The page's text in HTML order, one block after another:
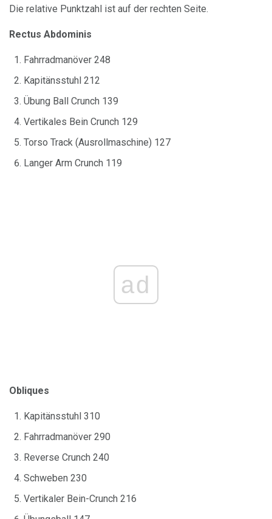
Die relative Punktzahl ist auf der rechten Seite.
Rectus Abdominis
Fahrradmanöver 248
Kapitänsstuhl 212
Übung Ball Crunch 139
Vertikales Bein Crunch 129
Torso Track (Ausrollmaschine) 127
Langer Arm Crunch 119
ad
Obliques
Kapitänsstuhl 310
Fahrradmanöver 290
Reverse Crunch 240
Schweben 230
Vertikaler Bein-Crunch 216